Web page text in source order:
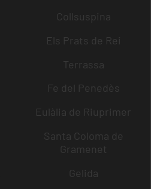
Collsuspina
Els Prats de Rei
Terrassa
Fe del Penedès
Eulàlia de Riuprimer
Santa Coloma de
Gramenet
Gelida